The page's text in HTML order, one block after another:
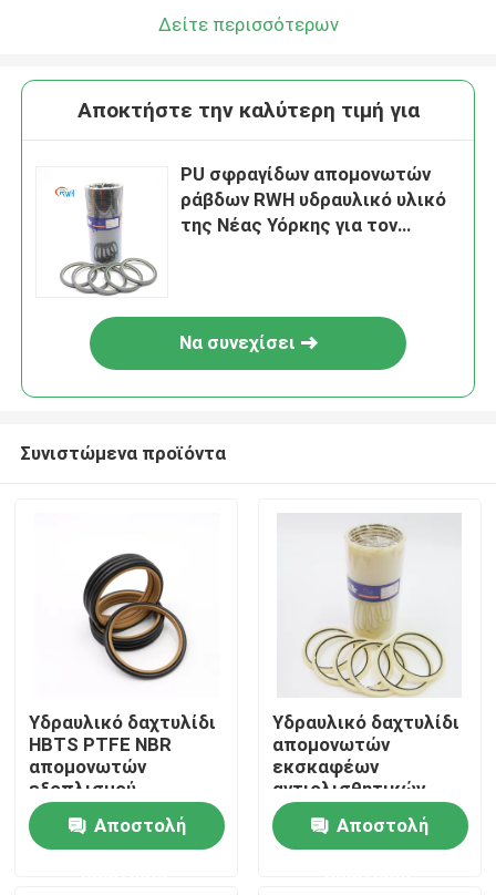
Σπίτι
Προϊόντα
Δείτε περισσότερων
Αποκτήστε την καλύτερη τιμή για
PU σφραγίδων απομονωτών
ράβδων RWH υδραυλικό υλικό
της Νέας Υόρκης για τον
Να συνεχίσει
Συνιστώμενα προϊόντα
Υδραυλικό δαχτυλίδι
HBTS PTFE NBR
απομονωτών
εξοπλισμού
κατασκευής
Αποστολή
Υδραυλικό δαχτυλίδι
απομονωτών
εκσκαφέων
αντιολισθητικών
αλυσίδων, PU
σφραγίδα
απομονωτών της
Αποστολή